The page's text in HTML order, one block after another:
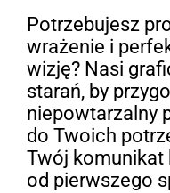
Potrzebujesz
wrażenie i
wizję? Nasi
starań, by
niepowtarzalny
do Twoich
Twój komunikat
od pierwszego